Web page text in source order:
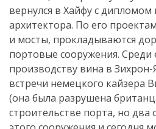
вернулся в Хайфу с
архитектора. По его
и мосты, прокладываются
портовые сооружения. Среди
производству вина в
встречи немецкого кайзера
(она была разрушена
строительстве порта, но два